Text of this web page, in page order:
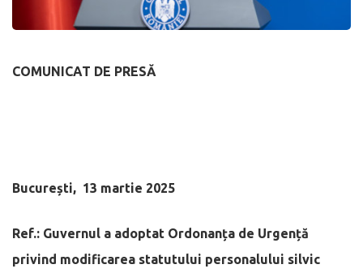
COMUNICAT DE PRESĂ
București, 13 martie 2025
Ref.: Guvernul a adoptat Ordonanța de Urgență
privind modificarea statutului personalului silvic